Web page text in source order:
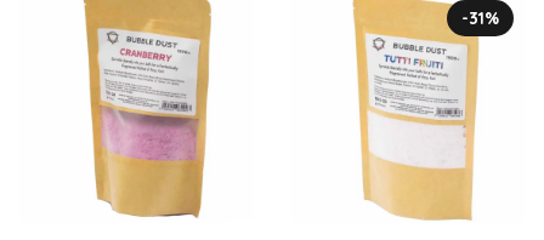
-31%